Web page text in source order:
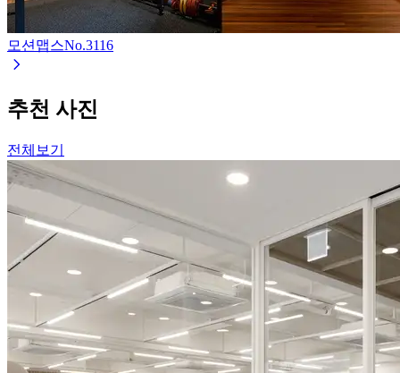
모션맵스No.3116
추천 사진
전체보기